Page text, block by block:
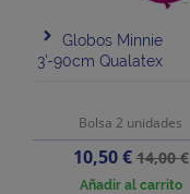
Globos Minnie
3'-90cm Qualatex
Bolsa 2 unidades
Precio
10,50 €Precio
base
14,00 €
Añadir al carrito